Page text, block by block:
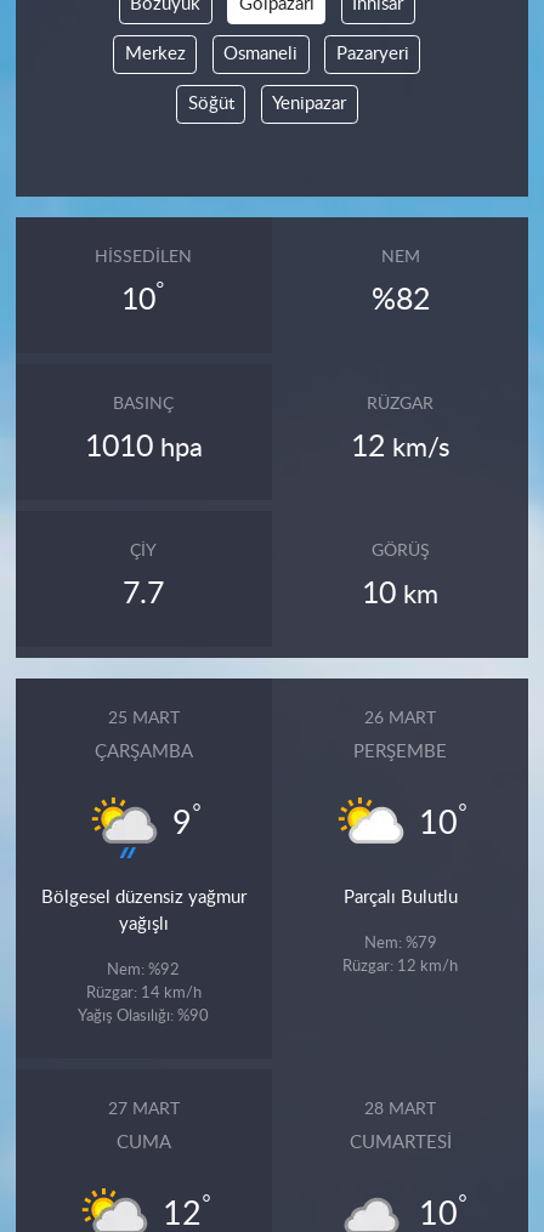
Bozüyük Gölpazarı İnhisar
Merkez Osmaneli Pazaryeri
Söğüt Yenipazar
HISSEDILEN
10°
NEM
%82
BASINÇ
1010 hpa
RÜZGAR
12 km/s
ÇIY
7.7
GÖRÜŞ
10 km
25 MART
ÇARŞAMBA
9°
Bölgesel düzensiz yağmur
yağışlı
Nem: %92
Rüzgar: 14 km/h
Yağış Olasılığı: %90
26 MART
PERŞEMBE
10°
Parçalı Bulutlu
Nem: %79
Rüzgar: 12 km/h
27 MART
CUMA
12°
28 MART
CUMARTESI
10°